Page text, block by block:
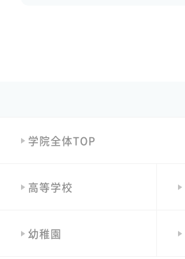
学院全体TOP
高等学校
幼稚園